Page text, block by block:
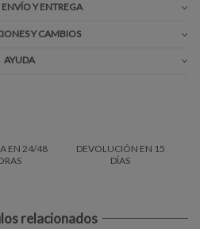
Y ENTREGA
Y CAMBIOS
AYUDA
EN 24/48
DEVOLUCIÓN EN 15
DÍAS
relacionados